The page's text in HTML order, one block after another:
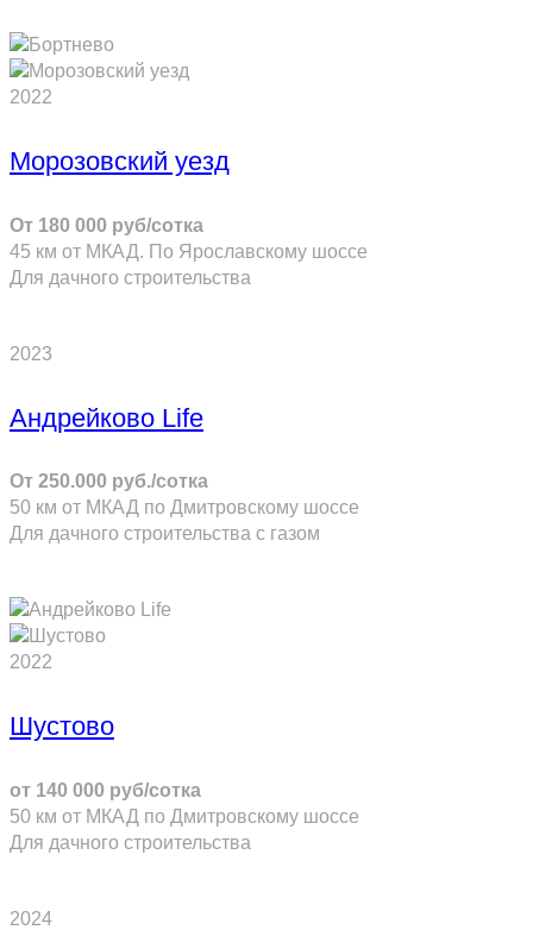
2022
Морозовский уезд
От 180 000 руб/сотка
45 км от МКАД. По Ярославскому шоссе
Для дачного строительства
2023
Андрейково Life
От 250.000 руб./сотка
50 км от МКАД по Дмитровскому шоссе
Для дачного строительства с газом
2022
Шустово
от 140 000 руб/сотка
50 км от МКАД по Дмитровскому шоссе
Для дачного строительства
2024